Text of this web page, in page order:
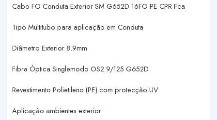
Cabo FO Conduta Exterior SM G652D 16FO PE CPR Fca
Tipo Multitubo para aplicação em Conduta
Diâmetro Exterior 8.9mm
Fibra Óptica Singlemodo OS2 9/125 G652D
Revestimento Polietileno (PE) com protecção UV
Aplicação ambientes exterior